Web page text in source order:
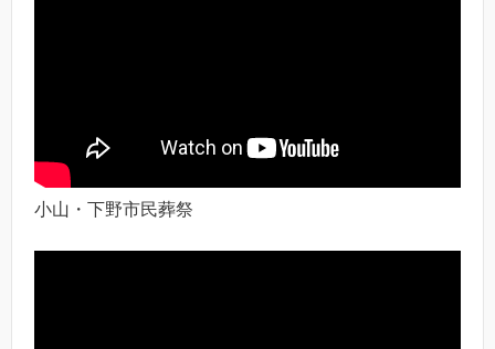
小山・下野市民葬祭